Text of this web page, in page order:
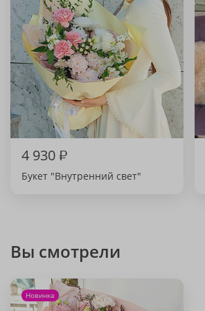
4 930₽
Букет "Внутренний свет"
Вы смотрели
Новинка